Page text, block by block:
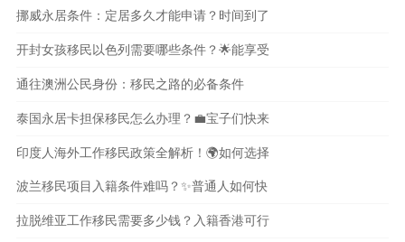
挪威永居条件：定居多久才能申请？时间到了
开封女孩移民以色列需要哪些条件？🌟能享受
通往澳洲公民身份：移民之路的必备条件
泰国永居卡担保移民怎么办理？💼宝子们快来
印度人海外工作移民政策全解析！🌍如何选择
波兰移民项目入籍条件难吗？✨普通人如何快
拉脱维亚工作移民需要多少钱？入籍香港可行